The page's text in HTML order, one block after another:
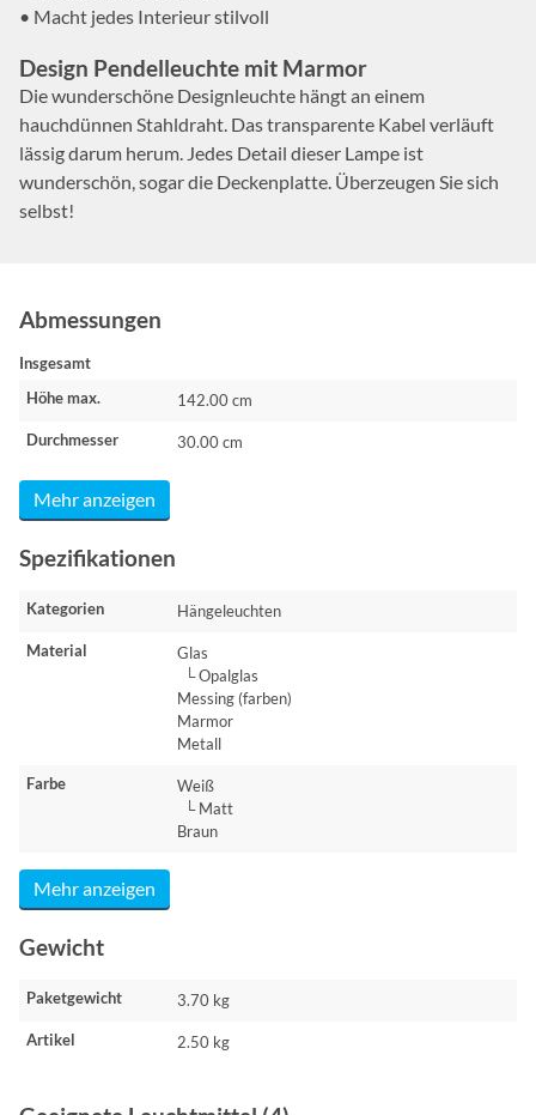
• Macht jedes Interieur stilvoll
Design Pendelleuchte mit Marmor
Die wunderschöne Designleuchte hängt an einem
hauchdünnen Stahldraht. Das transparente Kabel verläuft
lässig darum herum. Jedes Detail dieser Lampe ist
wunderschön, sogar die Deckenplatte. Überzeugen Sie sich
selbst!
Abmessungen
Insgesamt
Höhe max.
142.00 cm
Durchmesser 30.00 cm
Mehr anzeigen
Spezifikationen
Kategorien Hängeleuchten
Material
Glas
└ Opalglas
Messing (farben)
Marmor
Metall
Farbe
Weiß
└ Matt
Braun
Mehr anzeigen
Gewicht
Paketgewicht 3.70 kg
Artikel 2.50 kg